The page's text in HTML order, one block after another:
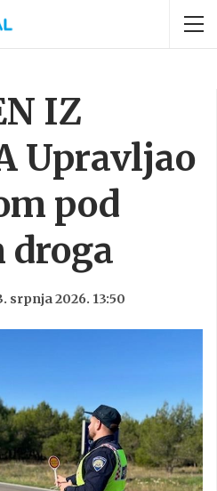
IZ
Upravljao
pod
droga
srpnja 2026. 13:50